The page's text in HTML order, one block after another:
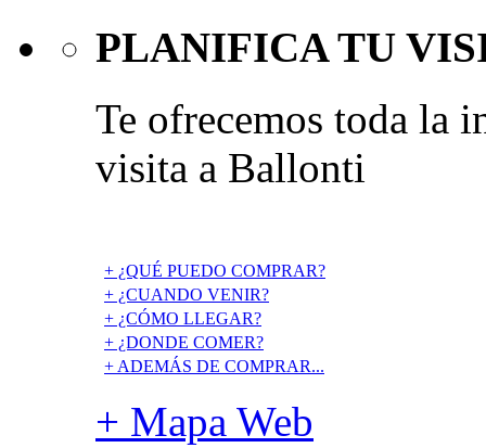
PLANIFICA TU
Te ofrecemos toda la
visita a Ballonti
+ ¿QUÉ PUEDO COMPRAR?
+ ¿CUANDO VENIR?
+ ¿CÓMO LLEGAR?
+ ¿DONDE COMER?
+ ADEMÁS DE COMPRAR...
+ Mapa Web